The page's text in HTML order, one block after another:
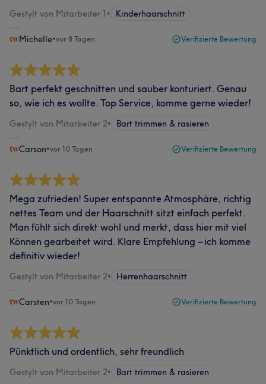
Gestylt von Mitarbeiter 1 • Kinderhaarschnitt
Michelle•vor 8 Tagen Verifizierte Bewertung
Bart perfekt geschnitten und sauber konturiert. Genau
so, wie ich es wollte. Top Service, komme gerne wieder!
Gestylt von Mitarbeiter 2• Bart trimmen & rasieren
Carson•vor 10 Tagen Verifizierte Bewertung
Mega zufrieden! Super entspannte Atmosphäre, richtig
nettes Team und der Haarschnitt sitzt einfach perfekt.
Man fühlt sich direkt wohl und merkt, dass hier mit viel
Können gearbeitet wird. Klare Empfehlung – ich komme
definitiv wieder!
Gestylt von Mitarbeiter 2• Herrenhaarschnitt
Carsten•vor 10 Tagen Verifizierte Bewertung
Pünktlich und ordentlich, sehr freundlich
Gestylt von Mitarbeiter 2• Bart trimmen & rasieren